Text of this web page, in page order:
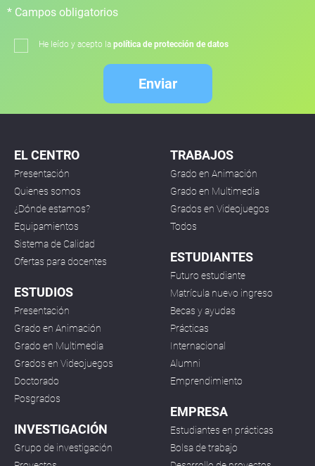
* Campos obligatorios
He leído y acepto la política de protección de datos
Enviar
EL CENTRO
Presentación
Quienes somos
¿Dónde estamos?
Equipamientos
Sistema de Calidad
Ofertas para docentes
ESTUDIOS
Presentación
Grado en Animación
Grado en Multimedia
Grados en Videojuegos
Doctorado
Posgrados
INVESTIGACIÓN
Grupo de investigación
TRABAJOS
Grado en Animación
Grado en Multimedia
Grados en Videojuegos
Todos
ESTUDIANTES
Futuro estudiante
Matrícula nuevo ingreso
Becas y ayudas
Prácticas
Internacional
Alumni
Emprendimiento
EMPRESA
Estudiantes en prácticas
Bolsa de trabajo